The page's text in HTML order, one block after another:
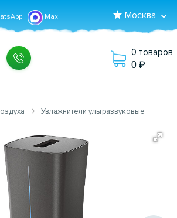
Max Москва
0 товаров
0
Увлажнители ультразвуковые